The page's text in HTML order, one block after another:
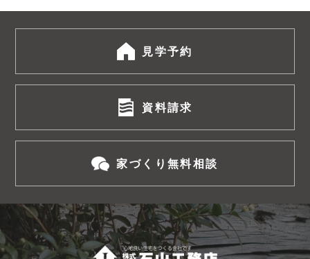
見学予約
資料請求
家づくり無料相談